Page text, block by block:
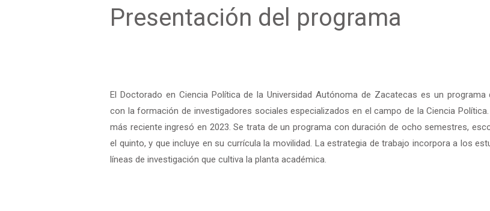
Presentación del programa
El Doctorado en Ciencia Política de la Universidad Autónoma de Zacatecas es un programa
con la formación de investigadores sociales especializados en el campo de la Ciencia
más reciente ingresó en 2023. Se trata de un programa con duración de ocho semestres,
el quinto, y que incluye en su currícula la movilidad. La estrategia de trabajo incorpora a los
líneas de investigación que cultiva la planta académica.